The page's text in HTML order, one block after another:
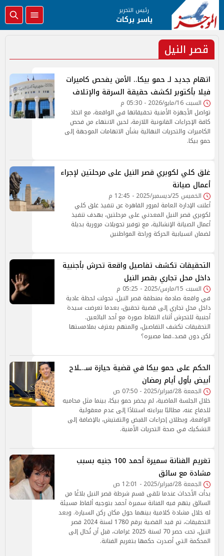
رئيس التحرير
ياسر بركات
قصر النيل
اتهام جديد لـ حمو بيكا.. الأمن يفحص كاميرات
فيلا بأكتوبر لكشف حقيقة السرقة والإتلاف
السبت 16/مايو/2026 - 05:30 م
تواصل الأجهزة الأمنية تحقيقاتها في الواقعة، مع اتخاذ
كافة الإجراءات القانونية اللازمة، لحين الانتهاء من فحص
الكاميرات والتحريات النهائية بشأن الاتهامات الموجهة إلى
حمو بيكا.
غلق كلي لكوبري قصر النيل على مرحلتين لإجراء
أعمال صيانة
الخميس 25/ديسمبر/2025 - 12:45 م
أعلنت الإدارة العامة لمرور القاهرة عن تنفيذ غلق كلي
لكوبري قصر النيل المعدني على مرحلتين، بهدف تنفيذ
أعمال الصيانة الإنشائية، مع توفير تحويلات مرورية بديلة
لضمان انسيابية الحركة وراحة المواطنين
التحقيقات تكشف تفاصيل واقعة تحرش بأجنبية
داخل محل تجاري بقصر النيل
السبت 15/مارس/2025 - 05:25 م
في واقعة صادمة بمنطقة قصر النيل، تحولت لحظة عادية
داخل محل تجاري إلى قضية تحقيق، بعدما تعرضت سيدة
أجنبية للتحرش أثناء التقاط صورة مع أحد البائعين.
التحقيقات تكشف التفاصيل، والمتهم يعترف بملامستها
لكن دون قصد..فما مصيره؟
الحكم على حمو بيكا في قضية حيازة سـ.ـلاح
أبيض بأول أيام رمضان
الجمعة 28/فبراير/2025 - 07:50 ص
خلال الجلسة الماضية، لم يحضر حمو بيكا، بينما مثل محاميه
للدفاع عنه، مطالبًا ببراءته استنادًا إلى عدم معقولية
الواقعة، وبطلان إجراءات القبض والتفتيش، بالإضافة إلى
التشكيك في صحة التحريات الأمنية.
تغريم الفنانة سميرة أحمد 100 جنيه بسبب
مشادة مع سائق
الجمعة 28/فبراير/2025 - 12:01 ص
بدأت الأحداث عندما تلقى قسم شرطة قصر النيل بلاغًا من
السائق يتهم فيه الفنانة سميرة أحمد بتوجيه ألفاظ مسيئة
له خلال مشادة كلامية بينهما حول مكان ركن السيارة. وبعد
التحقيقات، تم قيد القضية برقم 1780 لسنة 2024 قصر
النيل، تحت حصر 70 لسنة 2025 غرامات، قبل أن تُحال إلى
المحكمة التي أصدرت حكمها بتغريم الفنانة.